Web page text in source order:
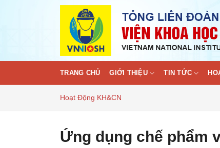
TRANG CHỦ GIỚI THIỆU TIN TỨC
Hoạt Động KH&CN
Ứng dụng chế phẩm